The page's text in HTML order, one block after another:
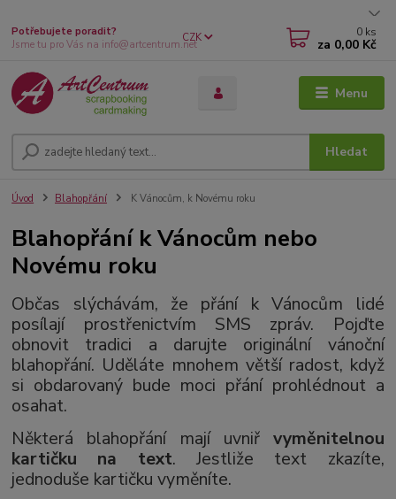
Menu
CZK
Hledat
Potřebujete poradit?
Jsme tu pro Vás na info@artcentrum.net
0 ks
za 0,00 Kč
Úvod Blahopřání K Vánocům, k Novému roku
Blahopřání k Vánocům nebo
Novému roku
Občas slýchávám, že přání k Vánocům lidé
posílají prostřenictvím SMS zpráv. Pojďte
obnovit tradici a darujte originální vánoční
blahopřání. Uděláte mnohem větší radost, když
si obdarovaný bude moci přání prohlédnout a
osahat.
Některá blahopřání mají uvniř vyměnitelnou
kartičku na text. Jestliže text zkazíte,
jednoduše kartičku vyměníte.